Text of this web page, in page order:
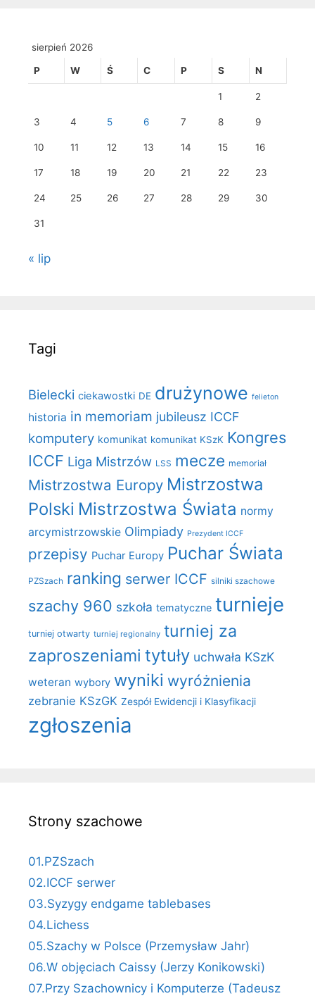
sierpień 2026
P W Ś C P S N
1 2
3 4 5 6 7 8 9
10 11 12 13 14 15 16
17 18 19 20 21 22 23
24 25 26 27 28 29 30
31
« lip
Tagi
Bielecki ciekawostki DE drużynowe felieton
historia in memoriam jubileusz ICCF
komputery komunikat komunikat KSzK Kongres
ICCF Liga Mistrzów LSS mecze memoriał
Mistrzostwa Europy Mistrzostwa
Polski Mistrzostwa Świata normy
arcymistrzowskie Olimpiady Prezydent ICCF
przepisy Puchar Europy Puchar Świata
PZSzach ranking serwer ICCF silniki szachowe
szachy 960 szkoła tematyczne turnieje
turniej otwarty turniej regionalny turniej za
zaproszeniami tytuły uchwała KSzK
weteran wybory wyniki wyróżnienia
zebranie KSzGK Zespół Ewidencji i Klasyfikacji
zgłoszenia
Strony szachowe
01.PZSzach
02.ICCF serwer
03.Syzygy endgame tablebases
04.Lichess
05.Szachy w Polsce (Przemysław Jahr)
06.W objęciach Caissy (Jerzy Konikowski)
07.Przy Szachownicy i Komputerze (Tadeusz